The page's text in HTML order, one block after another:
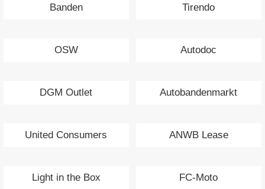
Banden Tirendo
OSW Autodoc
DGM Outlet Autobandenmarkt
United Consumers ANWB Lease
Light in the Box FC-Moto